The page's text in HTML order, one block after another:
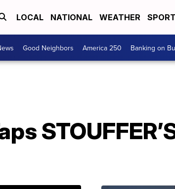
LOCAL NATIONAL WEATHER
Good Neighbors America 250 Banking on